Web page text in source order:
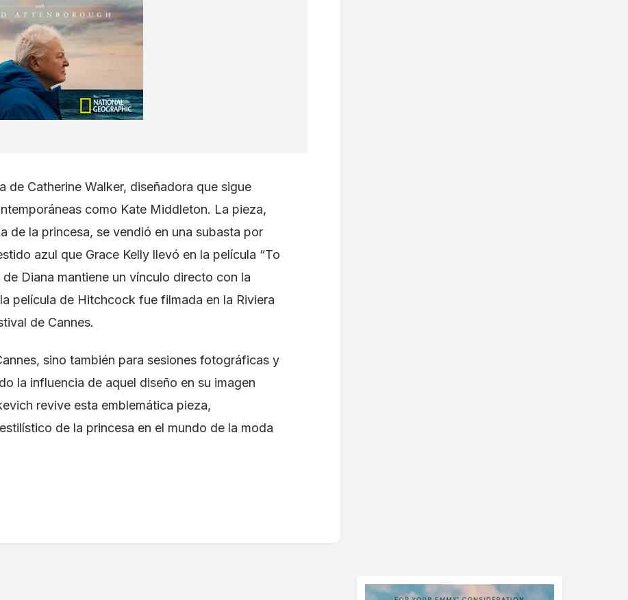
de Catherine Walker, diseñadora que sigue
como Kate Middleton. La pieza,
de la princesa, se vendió en una subasta por
azul que Grace Kelly llevó en la película “To
Diana mantiene un vínculo directo con la
película de Hitchcock fue filmada en la Riviera
de Cannes.
sino también para sesiones fotográficas y
la influencia de aquel diseño en su imagen
revive esta emblemática pieza,
de la princesa en el mundo de la moda